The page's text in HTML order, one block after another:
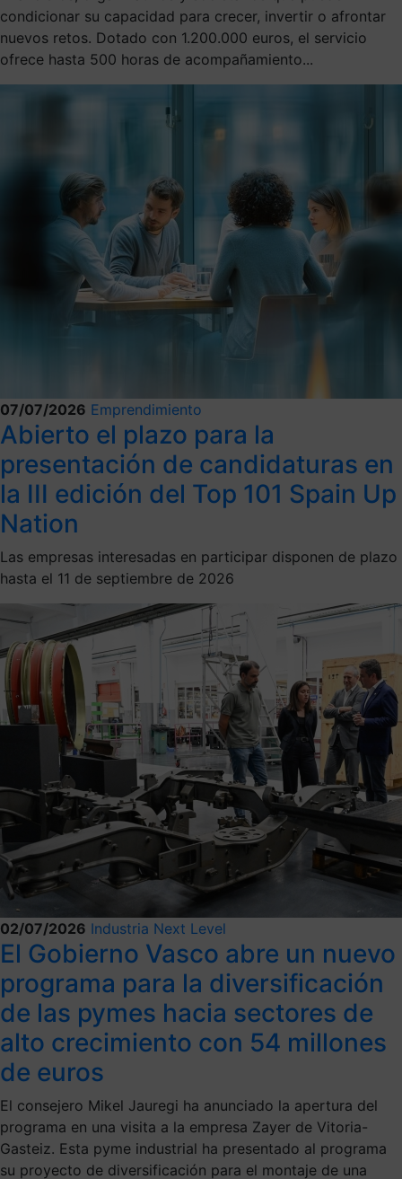
condicionar su capacidad para crecer, invertir o afrontar
nuevos retos. Dotado con 1.200.000 euros, el servicio
ofrece hasta 500 horas de acompañamiento...
07/07/2026 Emprendimiento
Abierto el plazo para la
presentación de candidaturas en
la III edición del Top 101 Spain Up
Nation
Las empresas interesadas en participar disponen de plazo
hasta el 11 de septiembre de 2026
02/07/2026 Industria Next Level
El Gobierno Vasco abre un nuevo
programa para la diversificación
de las pymes hacia sectores de
alto crecimiento con 54 millones
de euros
El consejero Mikel Jauregi ha anunciado la apertura del
programa en una visita a la empresa Zayer de Vitoria-
Gasteiz. Esta pyme industrial ha presentado al programa
su proyecto de diversificación para el montaje de una